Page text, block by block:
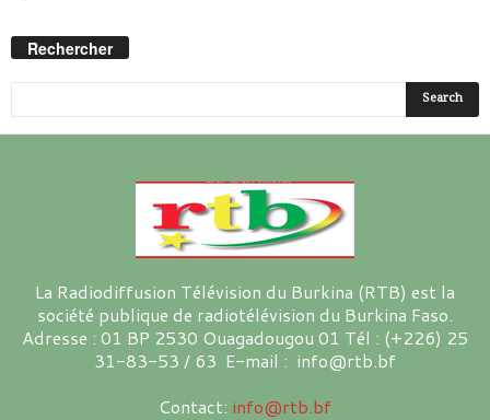
Rechercher
La Radiodiffusion Télévision du Burkina (RTB) est la
société publique de radiotélévision du Burkina Faso.
Adresse : 01 BP 2530 Ouagadougou 01 Tél : (+226) 25
31-83-53 / 63 E-mail : info@rtb.bf
Contact: info@rtb.bf